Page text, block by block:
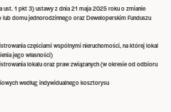
ust. 1 pkt 3) ustawy z dnia 21 maja 2025 roku o zmianie
domu jednorodzinnego oraz Deweloperskim Funduszu
częściami wspólnymi nieruchomości, na której lokal
jego własności)
lokalu oraz praw związanych (w okresie od odbioru
według indywidualnego kosztorysu